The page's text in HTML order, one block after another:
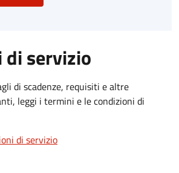
di servizio
di scadenze, requisiti e altre
leggi i termini e le condizioni di
di servizio